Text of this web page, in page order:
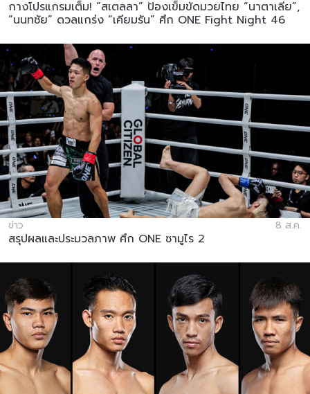
กางโปรแกรมเต็ม! “สเตลลา” ป้องเข็มขัดมวยไทย “นาตาเลีย”,
“นนทชัย” ดวลแกร่ง “เคียมรัน” ศึก ONE Fight Night 46
ข่าว 8 ส.ค.
สรุปผลและประมวลภาพ ศึก ONE ซามูไร 2